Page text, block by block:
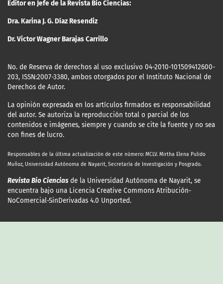
Editor en Jefe de la Revista Bio Ciencias:
Dra. Karina J. G. Díaz Resendiz
Dr. Victor Wagner Barajas Carrillo
No. de Reserva de derechos al uso exclusivo 04-2010-101509412600-
203, ISSN:2007-3380, ambos otorgados por el Instituto Nacional de
Derechos de Autor.
La opinión expresada en los artículos firmados es responsabilidad
del autor. Se autoriza la reproducción total o parcial de los
contenidos e imágenes, siempre y cuando se cite la fuente y no sea
con fines de lucro.
Responsables de la última actualización de este número: MCLV. Mirtha Elena Pulido
Muñoz, Universidad Autónoma de Nayarit, Secretaría de Investigación y Posgrado.
Revista Bio Ciencias de la Universidad Autónoma de Nayarit, se
encuentra bajo una Licencia Creative Commons Atribución-
NoComercial-SinDerivadas 4.0 Unported.